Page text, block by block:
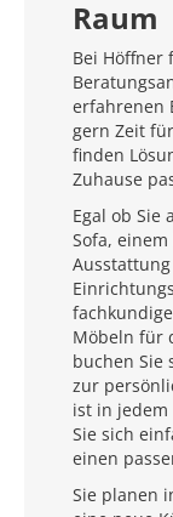
Raum
Bei Höffner
erfahrenen
gern Zeit
finden
Zuhause
Egal ob Sie
Sofa,
Möbeln für
buchen Sie
zur
ist in jedem
Sie sich
einen
Sie planen